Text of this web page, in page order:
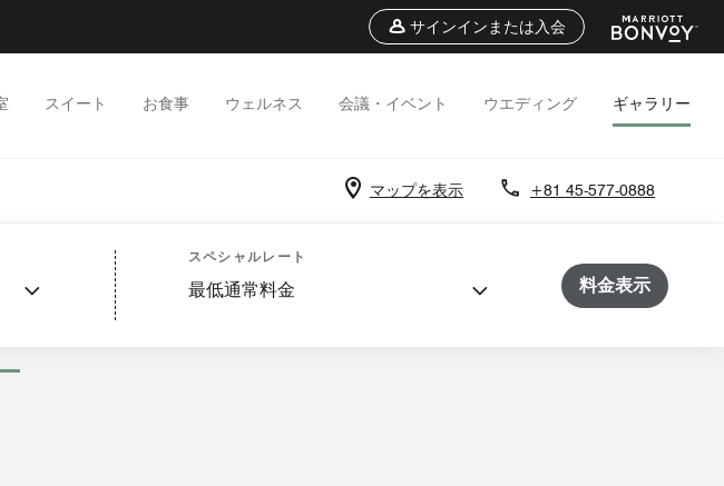
サインインまたは入会
スイート お食事 ウェルネス 会議・イベント ウエディング ギャラリー
マップを表示 +81 45-577-0888
スペシャルレート
最低通常料金 料金表示
スパ イベント・会議 ウエディング